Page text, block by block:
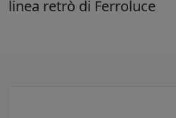
linea retrò di Ferroluce